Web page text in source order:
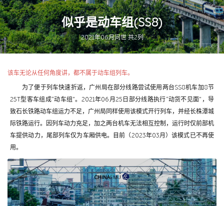
图 / TT766
似乎是动车组(SS8)
2021年06月问世 共2列
该车无论从任何角度讲，都不属于动车组列车。
为了便于列车快速折返，广州局在部分线路尝试使用两台SS8机车加8节
25T型客车组成“动车组”。2021年06月25日部分线路执行“动货不见面”，导
致石长铁路动车组运力不足，广州局同样使用该模式开行列车，并经长株潭城
际铁路运行。因列车动力充足，加之两台机车无法相互控制，运行时仅前部机
车提供动力，尾部列车仅为车厢供电。目前（2023年03月）该模式已不再使
用。